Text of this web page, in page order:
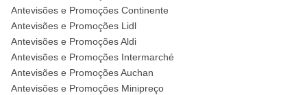
Antevisões e Promoções Continente
Antevisões e Promoções Lidl
Antevisões e Promoções Aldi
Antevisões e Promoções Intermarché
Antevisões e Promoções Auchan
Antevisões e Promoções Minipreço